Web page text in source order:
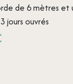
de 6 mètres et
jours ouvrés